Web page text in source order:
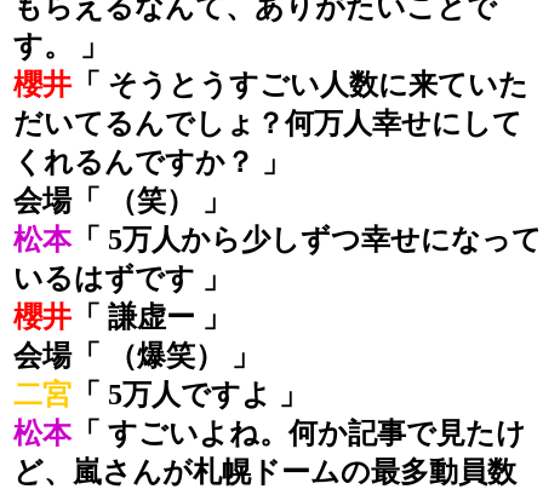
もらえるなんて、ありがたいことで
す。 」
櫻井 「 そうとうすごい人数に来ていた
だいてるんでしょ？何万人幸せにして
くれるんですか？ 」
会場「 （笑） 」
松本「 5万人から少しずつ幸せになって
いるはずです 」
櫻井 「 謙虚ー 」
会場「 （爆笑） 」
二宮 「 5万人ですよ 」
松本「 すごいよね。何か記事で見たけ
ど、嵐さんが札幌ドームの最多動員数